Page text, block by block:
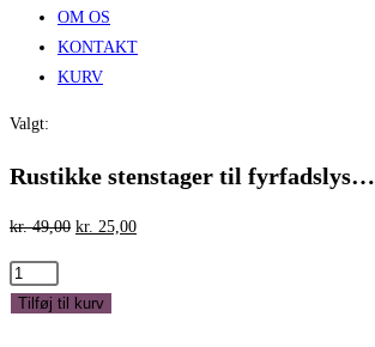
OM OS
KONTAKT
KURV
Valgt:
Rustikke stenstager til fyrfadslys…
kr.49,00 Den
var:
kr. 25,00Den
Rustikke
stenstager
Tilføj til kurv